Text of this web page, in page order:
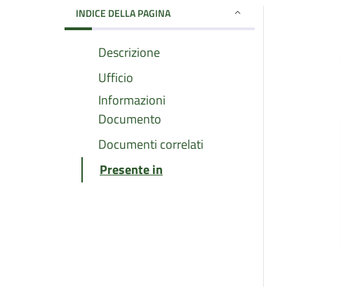
INDICE DELLA PAGINA
Descrizione
Ufficio
Informazioni
Documento
Documenti correlati
Presente in